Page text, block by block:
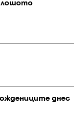
лошото
днес